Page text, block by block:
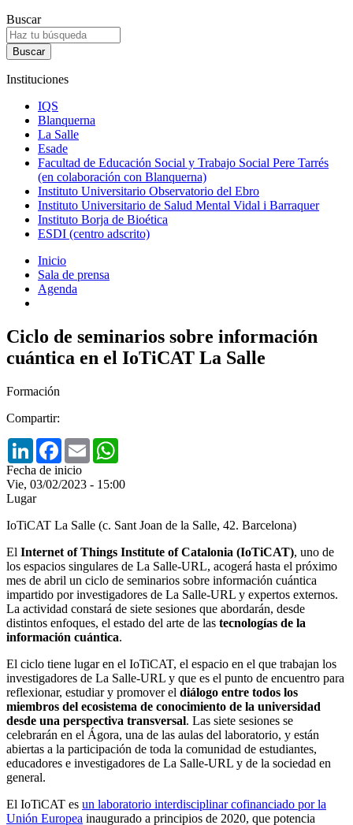
Buscar
Instituciones
IQS
Blanquerna
La Salle
Esade
Facultad de Educación Social y Trabajo Social Pere Tarrés
(en colaboración con Blanquerna)
Instituto Universitario Observatorio del Ebro
Instituto Universitario de Salud Mental Vidal i Barraquer
Instituto Borja de Bioética
ESDI (centro adscrito)
Inicio
Sala de prensa
Agenda
Ciclo de seminarios sobre información
cuántica en el IoTiCAT La Salle
Formación
Compartir:
LinkedInFacebook
Email
Fecha de inicio
Vie, 03/02/2023 - 15:00
Lugar
IoTiCAT La Salle (c. Sant Joan de la Salle, 42. Barcelona)
El Internet of Things Institute of Catalonia (IoTiCAT), uno de
los espacios singulares de La Salle-URL, acogerá hasta el próximo
mes de abril un ciclo de seminarios sobre información cuántica
impartido por investigadores de La Salle-URL y expertos externos.
La actividad constará de siete sesiones que abordarán, desde
distintos enfoques, el estado del arte de las tecnologías de la
información cuántica.
El ciclo tiene lugar en el IoTiCAT, el espacio en el que trabajan los
investigadores de La Salle-URL y que es el punto de encuentro para
reflexionar, estudiar y promover el diálogo entre todos los
miembros del ecosistema de conocimiento de la universidad
desde una perspectiva transversal. Las siete sesiones se
celebrarán en el Ágora, una de las aulas del laboratorio, y están
abiertas a la participación de toda la comunidad de estudiantes,
educadores e investigadores de La Salle-URL y de la sociedad en
general.
El IoTiCAT es un laboratorio interdisciplinar cofinanciado por la
Unión Europea inaugurado a principios de 2020, que potencia